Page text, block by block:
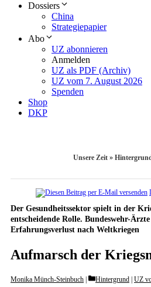
Dossiers
China
Strategiepapier
Abo
UZ abonnieren
Anmelden
UZ als PDF (Archiv)
UZ vom 7. August 2026
Spenden
Shop
DKP
Unsere Zeit »
Der Gesundheitssektor spielt in der
entscheidende Rolle. Bundeswehr-
Erfahrungsverlust nach Weltkriegen
Aufmarsch der
Monika Münch-Steinbuch Categories
Hintergrund UZ